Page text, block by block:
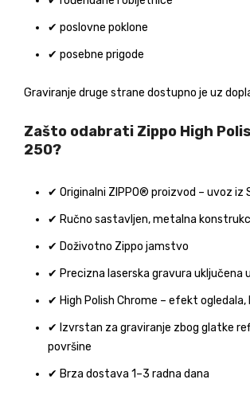
✔ poslovne poklone
✔ posebne prigode
Graviranje druge strane dostupno je uz
Zašto odabrati Zippo High
250?
✔ Originalni ZIPPO® proizvod – uvoz iz
✔ Ručno sastavljen, metalna
✔ Doživotno Zippo jamstvo
✔ Precizna laserska gravura uključena
✔ High Polish Chrome – efekt ogledala,
✔ Izvrstan za graviranje zbog glatke
površine
✔ Brza dostava 1–3 radna dana